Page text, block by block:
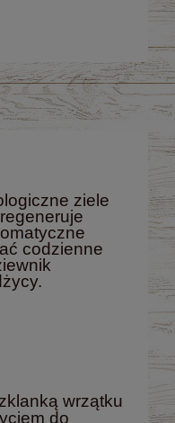
ziele
codzienne
wrzątku
do